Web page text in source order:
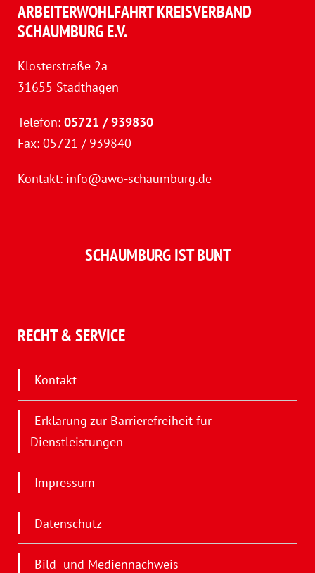
ARBEITERWOHLFAHRT KREISVERBAND
SCHAUMBURG E.V.
Klosterstraße 2a
31655 Stadthagen
Telefon: 05721 / 939830
Fax: 05721 / 939840
Kontakt: info@awo-schaumburg.de
SCHAUMBURG IST BUNT
RECHT & SERVICE
Kontakt
Erklärung zur Barrierefreiheit für
Dienstleistungen
Impressum
Datenschutz
Bild- und Mediennachweis